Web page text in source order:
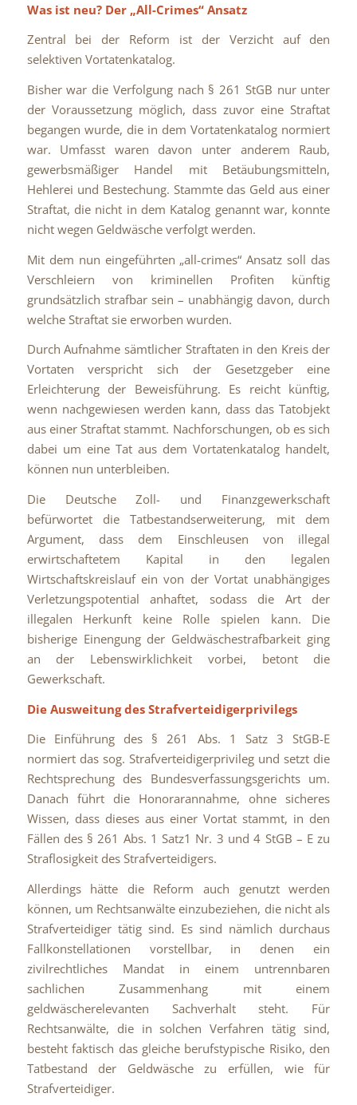
Was ist neu? Der „All-Crimes“ Ansatz
Zentral bei der Reform ist der Verzicht auf den
selektiven Vortatenkatalog.
Bisher war die Verfolgung nach § 261 StGB nur unter
der Voraussetzung möglich, dass zuvor eine Straftat
begangen wurde, die in dem Vortatenkatalog normiert
war. Umfasst waren davon unter anderem Raub,
gewerbsmäßiger Handel mit Betäubungsmitteln,
Hehlerei und Bestechung. Stammte das Geld aus einer
Straftat, die nicht in dem Katalog genannt war, konnte
nicht wegen Geldwäsche verfolgt werden.
Mit dem nun eingeführten „all-crimes“ Ansatz soll das
Verschleiern von kriminellen Profiten künftig
grundsätzlich strafbar sein – unabhängig davon, durch
welche Straftat sie erworben wurden.
Durch Aufnahme sämtlicher Straftaten in den Kreis der
Vortaten verspricht sich der Gesetzgeber eine
Erleichterung der Beweisführung. Es reicht künftig,
wenn nachgewiesen werden kann, dass das Tatobjekt
aus einer Straftat stammt. Nachforschungen, ob es sich
dabei um eine Tat aus dem Vortatenkatalog handelt,
können nun unterbleiben.
Die Deutsche Zoll- und Finanzgewerkschaft
befürwortet die Tatbestandserweiterung, mit dem
Argument, dass dem Einschleusen von illegal
erwirtschaftetem Kapital in den legalen
Wirtschaftskreislauf ein von der Vortat unabhängiges
Verletzungspotential anhaftet, sodass die Art der
illegalen Herkunft keine Rolle spielen kann. Die
bisherige Einengung der Geldwäschestrafbarkeit ging
an der Lebenswirklichkeit vorbei, betont die
Gewerkschaft.
Die Ausweitung des Strafverteidigerprivilegs
Die Einführung des § 261 Abs. 1 Satz 3 StGB-E
normiert das sog. Strafverteidigerprivileg und setzt die
Rechtsprechung des Bundesverfassungsgerichts um.
Danach führt die Honorarannahme, ohne sicheres
Wissen, dass dieses aus einer Vortat stammt, in den
Fällen des § 261 Abs. 1 Satz1 Nr. 3 und 4 StGB – E zu
Straflosigkeit des Strafverteidigers.
Allerdings hätte die Reform auch genutzt werden
können, um Rechtsanwälte einzubeziehen, die nicht als
Strafverteidiger tätig sind. Es sind nämlich durchaus
Fallkonstellationen vorstellbar, in denen ein
zivilrechtliches Mandat in einem untrennbaren
sachlichen Zusammenhang mit einem
geldwäscherelevanten Sachverhalt steht. Für
Rechtsanwälte, die in solchen Verfahren tätig sind,
besteht faktisch das gleiche berufstypische Risiko, den
Tatbestand der Geldwäsche zu erfüllen, wie für
Strafverteidiger.